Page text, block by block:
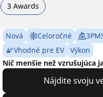
3 Awards
Nová Celoročné
Vhodné pre EV
Výkon
Nič menšie než vzrušujúca
Nájdite svoju